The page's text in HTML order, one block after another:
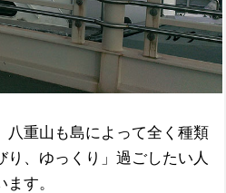
八重山も島によって全く種類
、ゆっくり」過ごしたい人
す。